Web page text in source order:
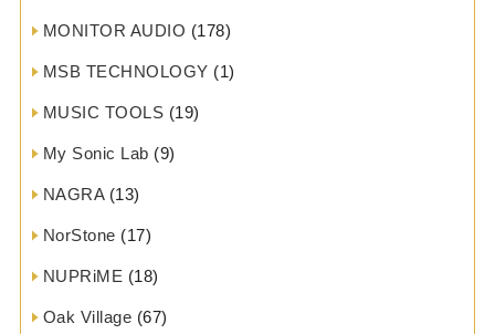
MONITOR AUDIO (178)
MSB TECHNOLOGY (1)
MUSIC TOOLS (19)
My Sonic Lab (9)
NAGRA(13)
NorStone (17)
NUPRiME (18)
Oak Village (67)